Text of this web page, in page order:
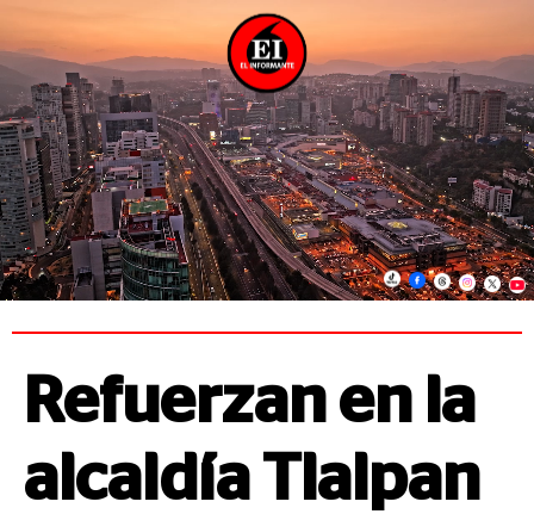
Refuerzan en la
alcaldía Tlalpan